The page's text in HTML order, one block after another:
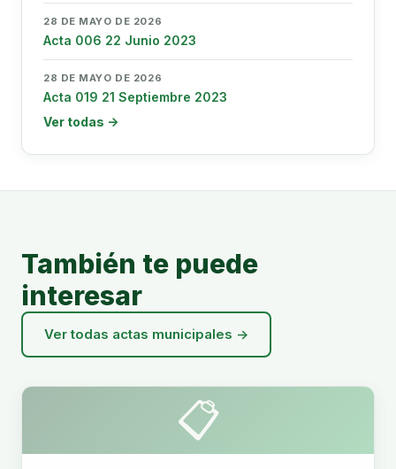
28 DE MAYO DE 2026
Acta 006 22 Junio 2023
28 DE MAYO DE 2026
Acta 019 21 Septiembre 2023
Ver todas →
También te puede
interesar
Ver todas actas municipales →
📋